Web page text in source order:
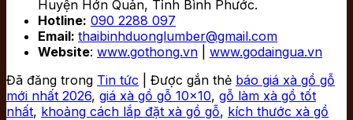
Huyện Hớn Quản, Tỉnh Bình Phước.
Hotline: 090 2288 097
Email: thaibinhduonglumber@gmail.com
Website: www.gothong.vn
www.godaingua.vn
Đã đăng trong Tin tức Được gắn thẻ báo giá xà gồ gỗ
mới nhất 2026, giá xà gồ gỗ 10x10, gỗ làm xà gồ tốt
nhất, khoảng cách lắp đặt xà gồ gỗ, kích thước xà gồ